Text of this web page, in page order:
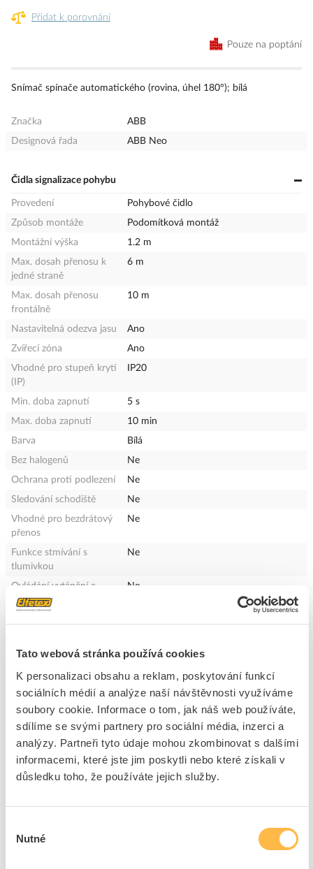
Tato webová stránka používá cookies
K personalizaci obsahu a reklam, poskytování funkcí
sociálních médií a analýze naší návštěvnosti využíváme
soubory cookie. Informace o tom, jak náš web používáte,
sdílíme se svými partnery pro sociální média, inzerci a
analýzy. Partneři tyto údaje mohou zkombinovat s dalšími
informacemi, které jste jim poskytli nebo které získali v
důsledku toho, že používáte jejich služby.
souhlasu
Nutné
Přidat k porovnání
Pouze na poptání
Snímač spínače automatického (rovina, úhel 180°); bílá
Značka
ABB
Designová řada
ABB Neo
Čidla signalizace pohybu
Provedení
Pohybové čidlo
Způsob montáže
Podomítková montáž
Montážní výška
1.2 m
Max. dosah přenosu k
jedné straně
6 m
Max. dosah přenosu
frontálně
10 m
Nastavitelná odezva jasu
Ano
Zvířecí zóna
Ano
Vhodné pro stupeň krytí
(IP)
IP20
Min. doba zapnutí
5 s
Max. doba zapnutí
10 min
Barva
Bílá
Bez halogenů
Ne
Ochrana proti podlezení
Ne
Sledování schodiště
Ne
Vhodné pro bezdrátový
přenos
Ne
Funkce stmívání s
tlumivkou
Ne
Ovládání vytápění a
klimatizace (HVAC)
Ne
Učící funkce pro odezvu
Ne
Přepínač režimu
Ne
Samoučící vypínací
zpoždění
Ne
S orientačním osvětlením
Ne
IFTTT-podpora k dispozici Ne
asistentem